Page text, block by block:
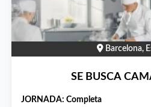
Barcelona,
SE BUSCA
JORNADA: Completa